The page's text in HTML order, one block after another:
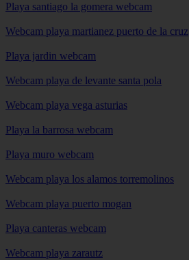
Playa santiago la gomera webcam
Webcam playa martianez puerto de la cruz
Playa jardin webcam
Webcam playa de levante santa pola
Webcam playa vega asturias
Playa la barrosa webcam
Playa muro webcam
Webcam playa los alamos torremolinos
Webcam playa puerto mogan
Playa canteras webcam
Webcam playa zarautz